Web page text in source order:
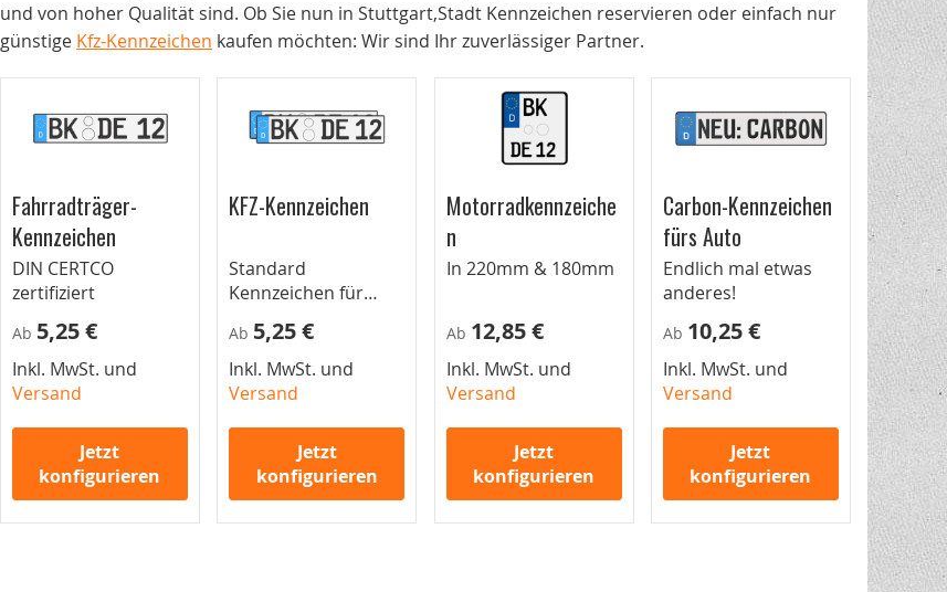
und von hoher Qualität sind. Ob Sie nun in Stuttgart,Stadt Kennzeichen reservieren oder einfach nur
günstige Kfz-Kennzeichen kaufen möchten: Wir sind Ihr zuverlässiger Partner.
Fahrradträger-
Kennzeichen
DIN CERTCO
zertifiziert
Ab 5,25 €
Inkl. MwSt. und
Versand
Jetzt
konfigurieren
KFZ-Kennzeichen
Standard
Kennzeichen für
Ab 5,25 €
Inkl. MwSt. und
Versand
Jetzt
konfigurieren
Motorradkennzeiche
n
In 220mm & 180mm
Ab 12,85 €
Inkl. MwSt. und
Versand
Jetzt
konfigurieren
Carbon-Kennzeichen
fürs Auto
Endlich mal etwas
anderes!
Ab 10,25 €
Inkl. MwSt. und
Versand
Jetzt
konfigurieren